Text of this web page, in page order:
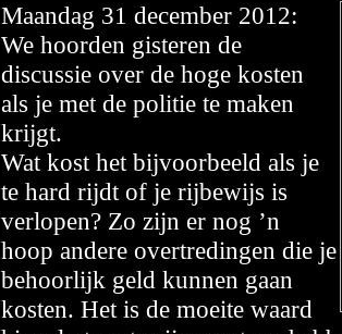
Maandag 31 december 2012:
We hoorden gisteren de
discussie over de hoge kosten
als je met de politie te maken
krijgt.
Wat kost het bijvoorbeeld als je
te hard rijdt of je rijbewijs is
verlopen? Zo zijn er nog ’n
hoop andere overtredingen die je
behoorlijk geld kunnen gaan
kosten. Het is de moeite waard